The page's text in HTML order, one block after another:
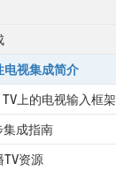
电视集成简介
TV上的电视输入框架
集成指南
TV资源